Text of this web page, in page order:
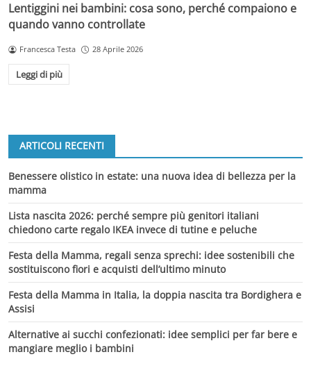
Lentiggini nei bambini: cosa sono, perché compaiono e
quando vanno controllate
Francesca Testa 28 Aprile 2026
Leggi di più
ARTICOLI RECENTI
Benessere olistico in estate: una nuova idea di bellezza per la
mamma
Lista nascita 2026: perché sempre più genitori italiani
chiedono carte regalo IKEA invece di tutine e peluche
Festa della Mamma, regali senza sprechi: idee sostenibili che
sostituiscono fiori e acquisti dell’ultimo minuto
Festa della Mamma in Italia, la doppia nascita tra Bordighera e
Assisi
Alternative ai succhi confezionati: idee semplici per far bere e
mangiare meglio i bambini